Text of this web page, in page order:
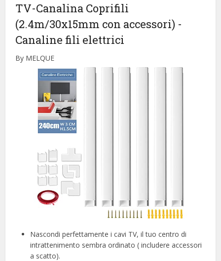
TV-Canalina Coprifili
(2.4m/30x15mm con accessori) -
Canaline fili elettrici
By MELQUE
Nascondi perfettamente i cavi TV, il tuo centro di
intrattenimento sembra ordinato ( includere accessori
a scatto).